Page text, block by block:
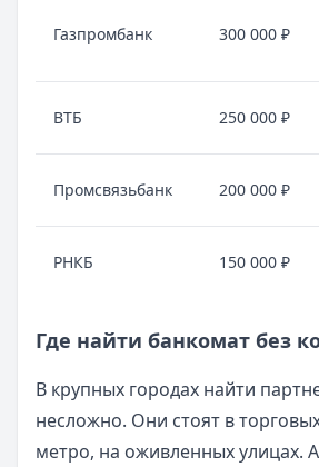
Газпромбанк 300 000 ₽
ВТБ 250 000 ₽
Промсвязьбанк 200 000 ₽
РНКБ 150 000 ₽
Где найти банкомат без
В крупных городах найти
несложно. Они стоят в
метро, на оживленных улицах.